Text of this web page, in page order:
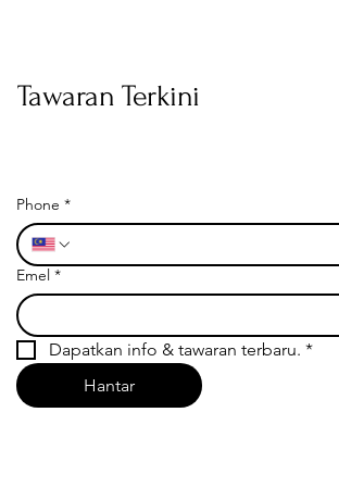
Tawaran Terkini
Phone *
Emel *
Dapatkan info & tawaran terbaru. *
Hantar